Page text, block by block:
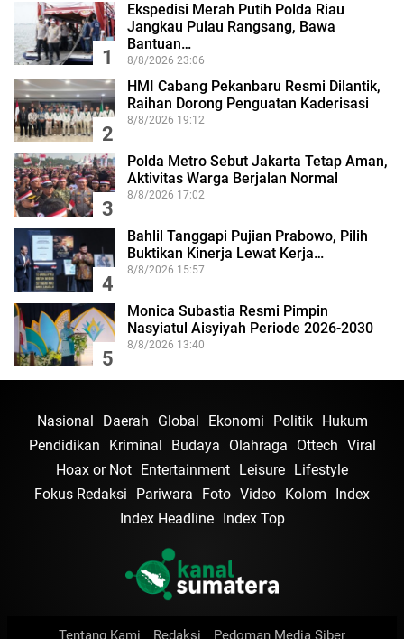
1
Ekspedisi Merah Putih Polda Riau
Jangkau Pulau Rangsang, Bawa
Bantuan…
8/8/2026 23:06
2
HMI Cabang Pekanbaru Resmi Dilantik,
Raihan Dorong Penguatan Kaderisasi
8/8/2026 19:12
3
Polda Metro Sebut Jakarta Tetap Aman,
Aktivitas Warga Berjalan Normal
8/8/2026 17:02
4
Bahlil Tanggapi Pujian Prabowo, Pilih
Buktikan Kinerja Lewat Kerja…
8/8/2026 15:57
5
Monica Subastia Resmi Pimpin
Nasyiatul Aisyiyah Periode 2026-2030
8/8/2026 13:40
Nasional Daerah Global Ekonomi Politik
Hukum
Pendidikan
Kriminal Budaya Olahraga Ottech Viral
Hoax or Not
Entertainment Leisure
Lifestyle
Fokus Redaksi
Pariwara Foto Video Kolom
Index
Index Headline
Index Top
Tentang Kami Redaksi Pedoman Media Siber